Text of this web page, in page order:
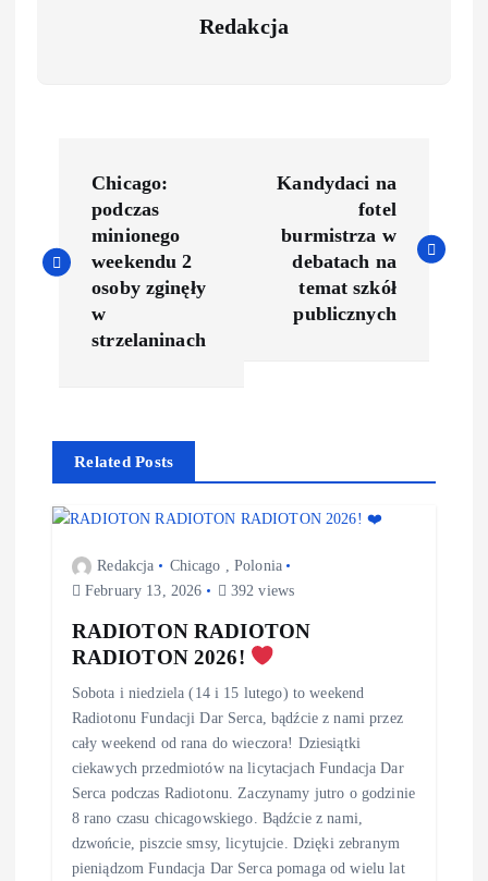
Redakcja
Chicago:
podczas
minionego
weekendu 2
osoby zginęły
w
strzelaninach
Kandydaci na
fotel
burmistrza w
debatach na
temat szkół
publicznych
Related Posts
Redakcja Chicago
Polonia
February 13, 2026
392 views
RADIOTON RADIOTON
RADIOTON 2026!
Sobota i niedziela (14 i 15 lutego) to weekend
Radiotonu Fundacji Dar Serca, bądźcie z nami przez
cały weekend od rana do wieczora! Dziesiątki
ciekawych przedmiotów na licytacjach Fundacja Dar
Serca podczas Radiotonu. Zaczynamy jutro o godzinie
8 rano czasu chicagowskiego. Bądźcie z nami,
dzwońcie, piszcie smsy, licytujcie. Dzięki zebranym
pieniądzom Fundacja Dar Serca pomaga od wielu lat